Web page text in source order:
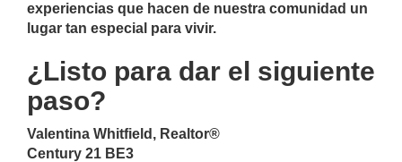
experiencias que hacen de nuestra comunidad un
lugar tan especial para vivir.
¿Listo para dar el siguiente
paso?
Valentina Whitfield, Realtor®
Century 21 BE3